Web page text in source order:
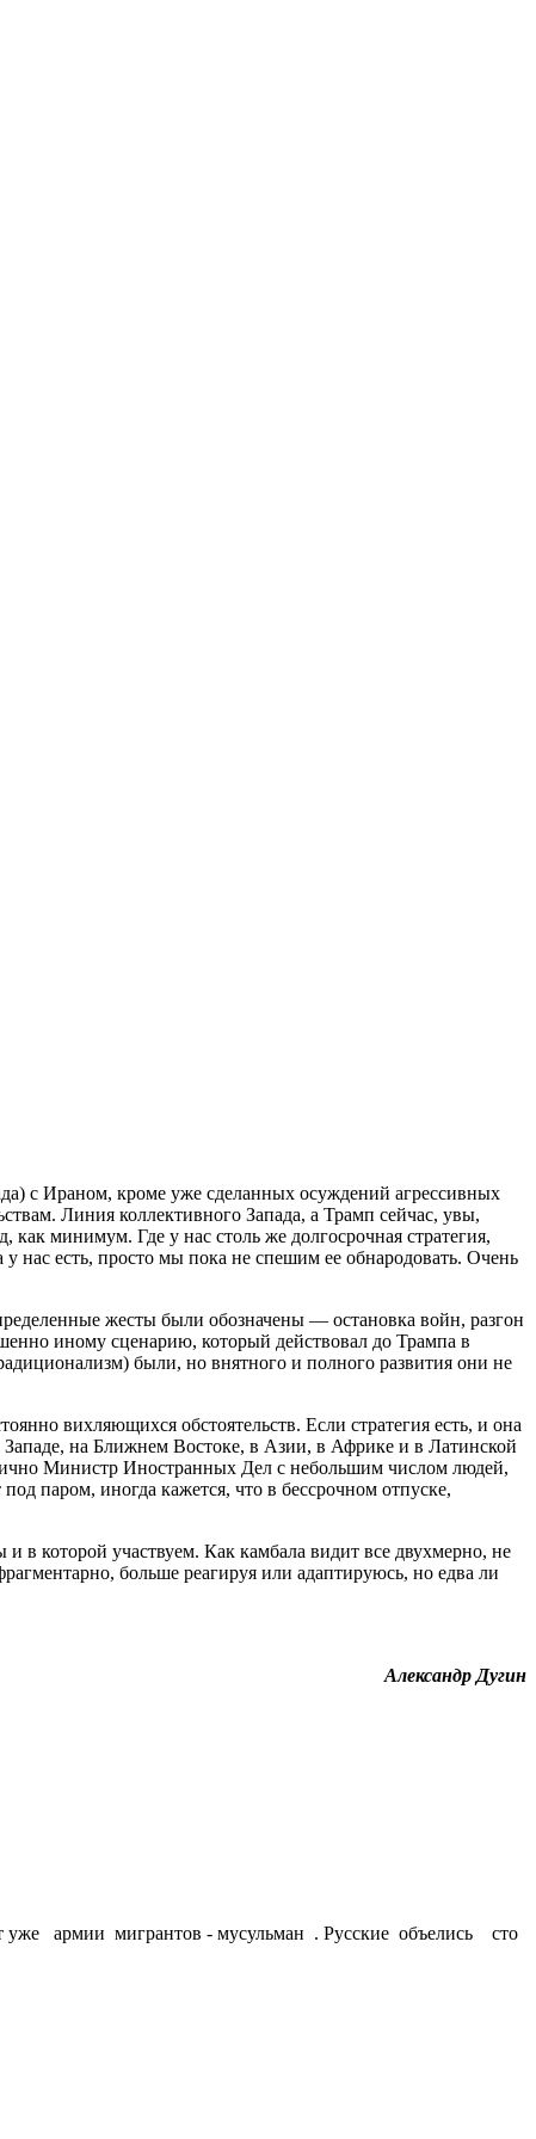
с Ираном, кроме уже сделанных осуждений агрессивных
Линия коллективного Запада, а Трамп сейчас, увы,
как минимум. Где у нас столь же долгосрочная стратегия,
нас есть, просто мы пока не спешим ее обнародовать. Очень
жесты были обозначены — остановка войн, разгон
иному сценарию, который действовал до Трампа в
были, но внятного и полного развития они не
вихляющихся обстоятельств. Если стратегия есть, и она
Западе, на Ближнем Востоке, в Азии, в Африке и в Латинской
Министр Иностранных Дел с небольшим числом людей,
паром, иногда кажется, что в бессрочном отпуске,
в которой участвуем. Как камбала видит все двухмерно, не
больше реагируя или адаптируюсь, но едва ли
Александр Дугин
уже армии мигрантов - мусульман . Русские объелись сто